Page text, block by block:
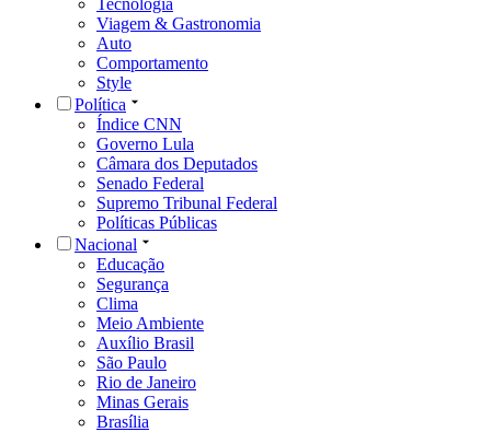
Tecnologia
Viagem & Gastronomia
Auto
Comportamento
Style
Política
Índice CNN
Governo Lula
Câmara dos Deputados
Senado Federal
Supremo Tribunal Federal
Políticas Públicas
Nacional
Educação
Segurança
Clima
Meio Ambiente
Auxílio Brasil
São Paulo
Rio de Janeiro
Minas Gerais
Brasília